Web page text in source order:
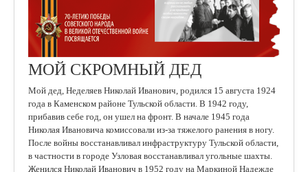
МОЙ СКРОМНЫЙ ДЕД
Мой дед, Неделяев Николай Иванович, родился 15 августа 1924
года в Каменском районе Тульской области. В 1942 году,
прибавив себе год, он ушел на фронт. В начале 1945 года
Николая Ивановича комиссовали из-за тяжелого ранения в ногу.
После войны восстанавливал инфраструктуру Тульской области,
в частности в городе Узловая восстанавливал угольные шахты.
Женился Николай Иванович в 1952 году на Маркиной Надежде